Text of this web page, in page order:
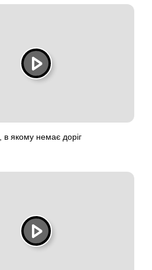
в якому немає доріг